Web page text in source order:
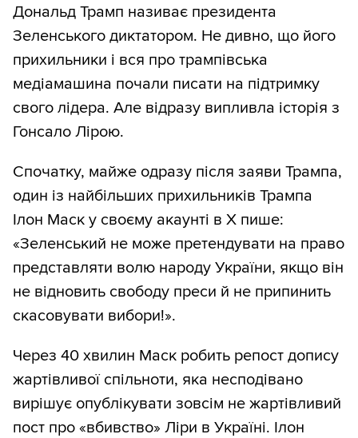
Дональд Трамп називає президента
Зеленського диктатором. Не дивно, що його
прихильники і вся про трампівська
медіамашина почали писати на підтримку
свого лідера. Але відразу випливла історія з
Гонсало Лірою.
Спочатку, майже одразу після заяви Трампа,
один із найбільших прихильників Трампа
Ілон Маск у своєму акаунті в X пише:
«Зеленський не може претендувати на право
представляти волю народу України, якщо він
не відновить свободу преси й не припинить
скасовувати вибори!».
Через 40 хвилин Маск робить репост допису
жартівливої спільноти, яка несподівано
вирішує опублікувати зовсім не жартівливий
пост про «вбивство» Ліри в Україні. Ілон